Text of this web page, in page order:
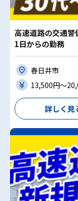
高速道路の交通警
1日からの勤務
春日井市
13,500円〜
詳しく見